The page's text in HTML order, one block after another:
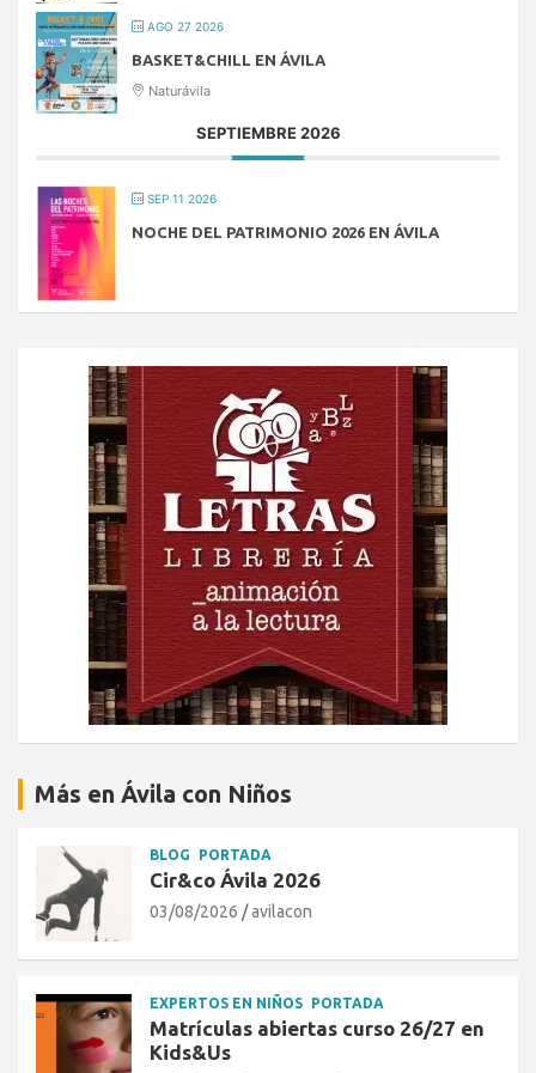
AGO 27 2026
BASKET&CHILL EN ÁVILA
Naturávila
SEPTIEMBRE 2026
SEP 11 2026
NOCHE DEL PATRIMONIO 2026 EN ÁVILA
Más en Ávila con Niños
BLOG PORTADA
Cir&co Ávila 2026
03/08/2026 avilacon
EXPERTOS EN NIÑOS PORTADA
Matrículas abiertas curso 26/27 en
Kids&Us